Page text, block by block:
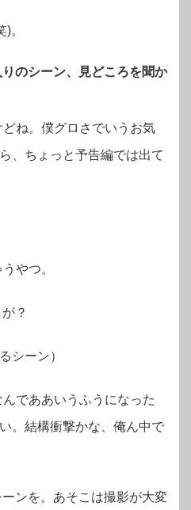
。
のシーン、見どころを聞か
ね。僕グロさでいうお気
、ちょっと予告編では出て
やつ。
？
シーン）
でああいうふうになった
。結構衝撃かな、俺ん中で
ンを。あそこは撮影が大変